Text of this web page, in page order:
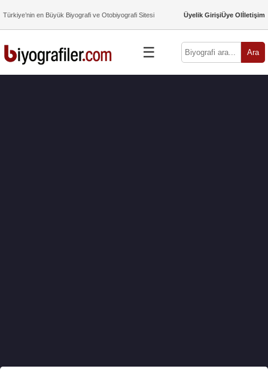
Türkiye’nin en Büyük Biyografi ve Otobiyografi Sitesi Üyelik GirişiÜye Olİletişim
☰ Ara